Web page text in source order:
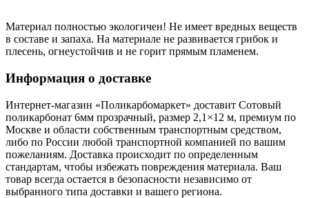
Материал полностью экологичен! Не имеет вредных веществ
в составе и запаха. На материале не развивается грибок и
плесень, огнеустойчив и не горит прямым пламенем.
Информация о доставке
Интернет-магазин «Поликарбомаркет» доставит Сотовый
поликарбонат 6мм прозрачный, размер 2,1×12 м, премиум по
Москве и области собственным транспортным средством,
либо по России любой транспортной компанией по вашим
пожеланиям. Доставка происходит по определенным
стандартам, чтобы избежать повреждения материала. Ваш
товар всегда остается в безопасности независимо от
выбранного типа доставки и вашего региона.